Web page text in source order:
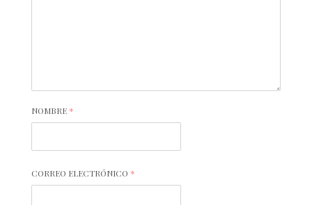
NOMBRE *
CORREO ELECTRÓNICO *